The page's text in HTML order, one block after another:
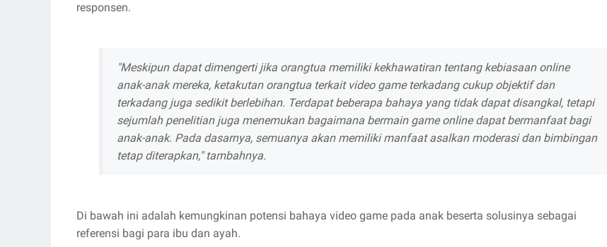
responsen.
"Meskipun dapat dimengerti jika orangtua memiliki kekhawatiran tentang kebiasaan online
anak-anak mereka, ketakutan orangtua terkait video game terkadang cukup objektif dan
terkadang juga sedikit berlebihan. Terdapat beberapa bahaya yang tidak dapat disangkal, tetapi
sejumlah penelitian juga menemukan bagaimana bermain game online dapat bermanfaat bagi
anak-anak. Pada dasarnya, semuanya akan memiliki manfaat asalkan moderasi dan bimbingan
tetap diterapkan," tambahnya.
Di bawah ini adalah kemungkinan potensi bahaya video game pada anak beserta solusinya sebagai
referensi bagi para ibu dan ayah.